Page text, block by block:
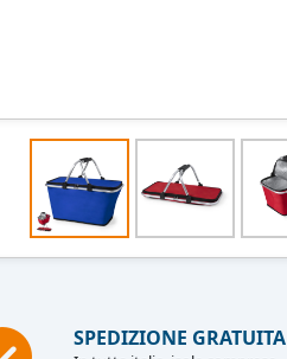
SPEDIZIONE GRATUITA